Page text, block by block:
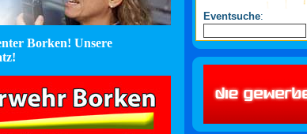
Borken! Unsere
Eventsuche: